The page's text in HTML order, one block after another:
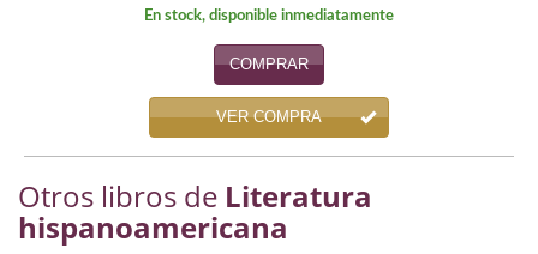
Economía
En stock, disponible inmediatamente
COMPRAR
VER COMPRA
Otros libros de Literatura
hispanoamericana